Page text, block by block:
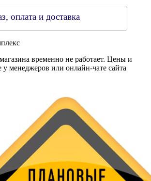
оплата и доставка
временно не работает. Цены и
у менеджеров или онлайн-чате сайта